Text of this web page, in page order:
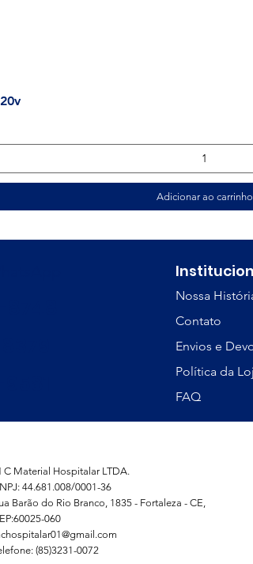
Adicionar ao carrinho
Nossa
Contato
Envios e
Política da
FAQ
C Material Hospitalar LTDA.
44.681.008/0001-36
Barão do Rio Branco, 1835 - Fortaleza - CE,
060
(85)3231-0072